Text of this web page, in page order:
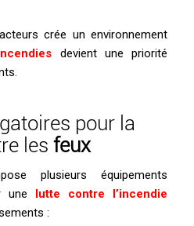
crée un environnement
devient une priorité
pour la
les feux
plusieurs équipements
une
lutte contre l’incendie
: